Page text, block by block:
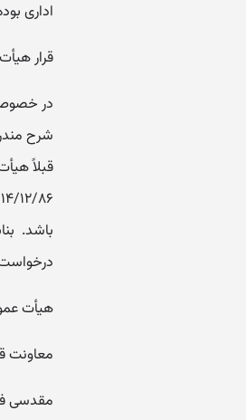
اداری
قرار
در خصوص
شرح
هیأت
معاونت
مقدسی